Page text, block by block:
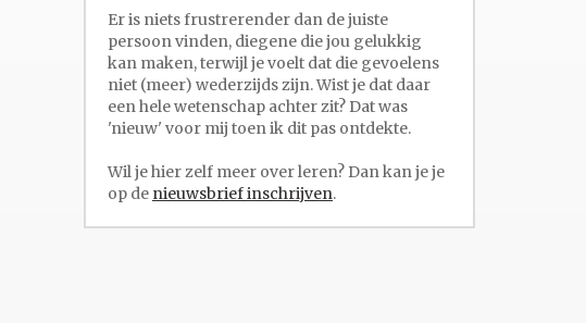
Er is niets frustrerender dan de juiste
persoon vinden, diegene die jou gelukkig
kan maken, terwijl je voelt dat die gevoelens
niet (meer) wederzijds zijn. Wist je dat daar
een hele wetenschap achter zit? Dat was
'nieuw' voor mij toen ik dit pas ontdekte.
Wil je hier zelf meer over leren? Dan kan je je
op de nieuwsbrief inschrijven.